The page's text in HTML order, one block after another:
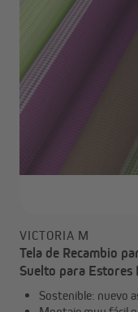
VICTORIA M
Tela de Recambio
Suelto para Estores
Sostenible: nuevo